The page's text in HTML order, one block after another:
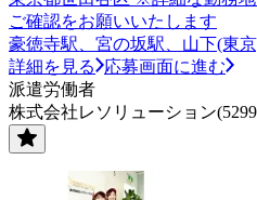
ご確認をお願いいたします
豪徳寺駅、宮の坂駅、山下(東
詳細を見る
応募画面に進む
派遣労働者
株式会社レソリューション